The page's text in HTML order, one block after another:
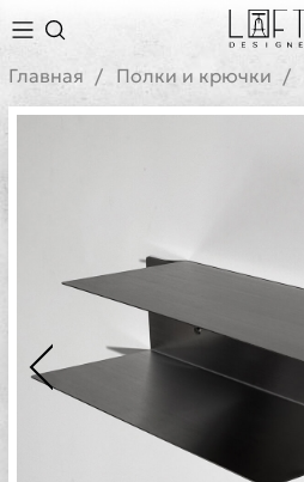
Главная Полки и крючки